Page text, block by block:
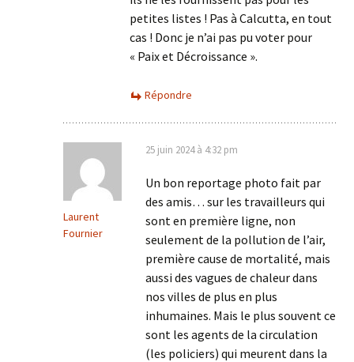
petites listes ! Pas à Calcutta, en tout
cas ! Donc je n’ai pas pu voter pour
« Paix et Décroissance ».
Répondre
Laurent
Fournier
25 juin 2024 à 4:32 pm
Un bon reportage photo fait par
des amis… sur les travailleurs qui
sont en première ligne, non
seulement de la pollution de l’air,
première cause de mortalité, mais
aussi des vagues de chaleur dans
nos villes de plus en plus
inhumaines. Mais le plus souvent ce
sont les agents de la circulation
(les policiers) qui meurent dans la